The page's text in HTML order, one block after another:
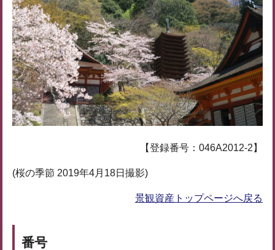
【登録番号：046A2012-2】
(桜の季節 2019年4月18日撮影)
景観資産トップページへ戻る
番号